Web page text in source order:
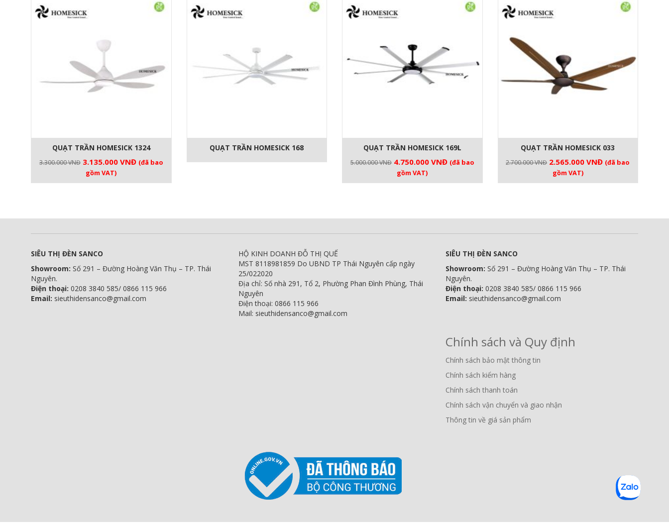
QUẠT TRẦN HOMESICK 1324
3.300.000VNĐ Giá
gốc
là:
3.135.000 VNĐGiá
tại
(đã bao
gồm VAT)
QUẠT TRẦN HOMESICK 168 QUẠT TRẦN HOMESICK 169L
5.000.000VNĐ Giá
gốc
là:
4.750.000 VNĐGiá
tại
(đã bao
gồm VAT)
QUẠT TRẦN HOMESICK 033
2.700.000VNĐ Giá
gốc
là:
2.565.000VNĐGiá
tại
(đã bao
gồm VAT)
SIÊU THỊ ĐÈN SANCO
Showroom: Số 291 – Đường Hoàng Văn Thụ – TP. Thái
Nguyên.
Điện thoại: 0208 3840 585/ 0866 115 966
Email: sieuthidensanco@gmail.com
HỘ KINH DOANH ĐỖ THỊ QUẾ
MST 8118981859 Do UBND TP Thái Nguyên cấp ngày
25/022020
Địa chỉ: Số nhà 291, Tổ 2, Phường Phan Đình Phùng, Thái
Nguyên
Điện thoại: 0866 115 966
Mail: sieuthidensanco@gmail.com
SIÊU THỊ ĐÈN SANCO
Showroom:Số 291 – Đường Hoàng Văn Thụ – TP. Thái
Nguyên.
Điện thoại: 0208 3840 585/ 0866 115 966
Email: sieuthidensanco@gmail.com
Chính sách và Quy định
Chính sách bảo mật thông tin
Chính sách kiểm hàng
Chính sách thanh toán
Chính sách vận chuyển và giao nhận
Thông tin về giá sản phẩm